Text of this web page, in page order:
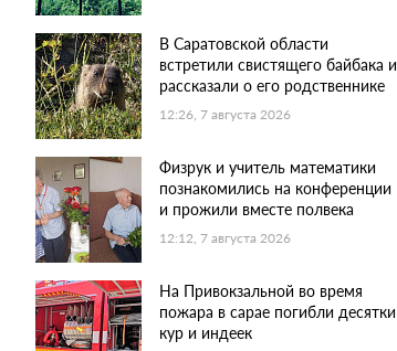
В Саратовской области
встретили свистящего байбака и
рассказали о его родственнике
12:26, 7 августа 2026
Физрук и учитель математики
познакомились на конференции
и прожили вместе полвека
12:12, 7 августа 2026
На Привокзальной во время
пожара в сарае погибли десятки
кур и индеек